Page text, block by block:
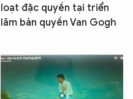
loạt đặc quyền tại triển
lãm bản quyền Van Gogh